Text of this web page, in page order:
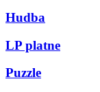
Hudba
LP platne
Puzzle